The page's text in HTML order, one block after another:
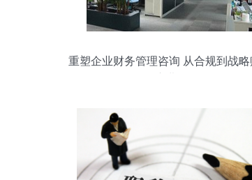
重塑企业财务管理咨询 从合规到战